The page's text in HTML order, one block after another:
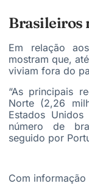
Brasileiros
Em relação
mostram que,
viviam fora do
“As principais
Norte (2,26
Estados
número de
seguido por
Com informação